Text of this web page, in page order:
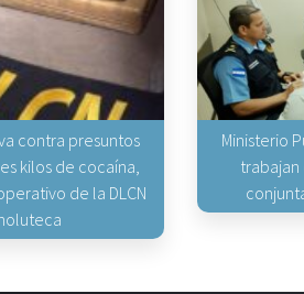
contra presuntos
kilos de cocaína,
de la DLCN
Ministerio
trabajan